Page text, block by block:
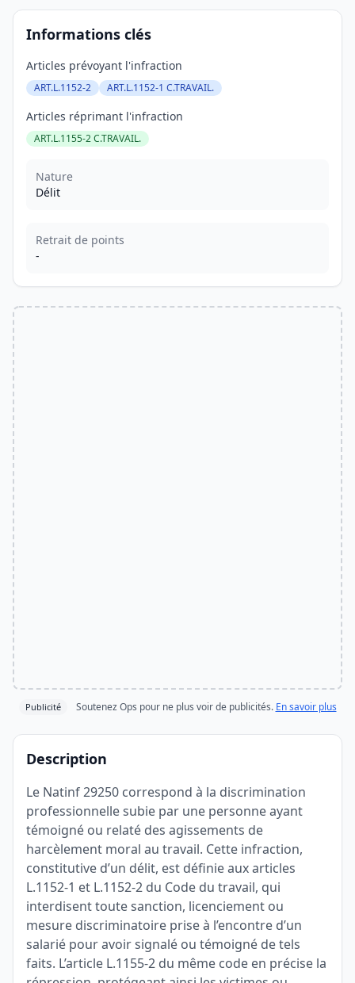
Informations clés
Articles prévoyant l'infraction
ART.L.1152-2 ART.L.1152-1 C.TRAVAIL.
Articles réprimant l'infraction
ART.L.1155-2 C.TRAVAIL.
Nature
Délit
Retrait de points
-
Publicité Soutenez Ops pour ne plus voir de publicités. En savoir plus
Description
Le Natinf 29250 correspond à la discrimination
professionnelle subie par une personne ayant
témoigné ou relaté des agissements de
harcèlement moral au travail. Cette infraction,
constitutive d’un délit, est définie aux articles
L.1152-1 et L.1152-2 du Code du travail, qui
interdisent toute sanction, licenciement ou
mesure discriminatoire prise à l’encontre d’un
salarié pour avoir signalé ou témoigné de tels
faits. L’article L.1155-2 du même code en précise la